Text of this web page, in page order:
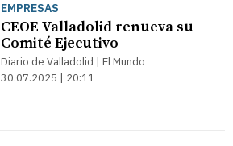
EMPRESAS
CEOE Valladolid renueva su
Comité Ejecutivo
Diario de Valladolid | El Mundo
30.07.2025 | 20:11